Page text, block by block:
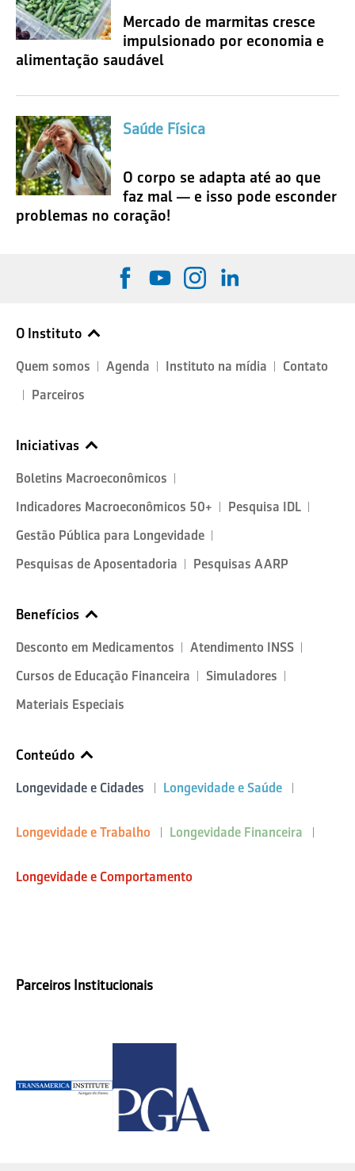
Mercado de marmitas cresce
impulsionado por economia e
alimentação saudável
Saúde Física
O corpo se adapta até ao que
faz mal — e isso pode esconder
problemas no coração!
O Instituto
Quem somos Agenda Instituto na mídia
Contato
Parceiros
Iniciativas
Boletins Macroeconômicos
Indicadores Macroeconômicos 50+
Pesquisa IDL
Gestão Pública para Longevidade
Pesquisas de Aposentadoria
Pesquisas AARP
Benefícios
Desconto em Medicamentos
Atendimento INSS
Cursos de Educação Financeira
Simuladores
Materiais Especiais
Conteúdo
Longevidade e Cidades Longevidade e Saúde
Longevidade e Trabalho Longevidade Financeira
Longevidade e Comportamento
Parceiros Institucionais